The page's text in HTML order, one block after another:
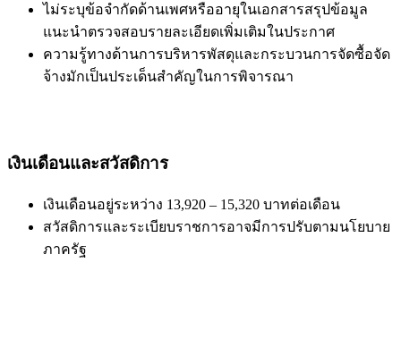
ไม่ระบุข้อจำกัดด้านเพศหรืออายุในเอกสารสรุปข้อมูล
แนะนำตรวจสอบรายละเอียดเพิ่มเติมในประกาศ
ความรู้ทางด้านการบริหารพัสดุและกระบวนการจัดซื้อจัด
จ้างมักเป็นประเด็นสำคัญในการพิจารณา
เงินเดือนและสวัสดิการ
เงินเดือนอยู่ระหว่าง 13,920 – 15,320 บาทต่อเดือน
สวัสดิการและระเบียบราชการอาจมีการปรับตามนโยบาย
ภาครัฐ